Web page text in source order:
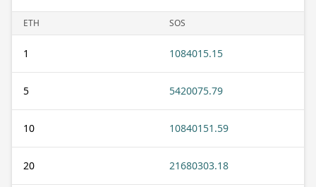
ETH SOS
1 1084015.15
5 5420075.79
10 10840151.59
20 21680303.18